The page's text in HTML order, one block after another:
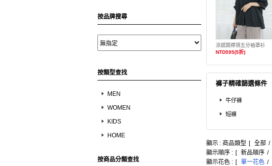
按品牌搜尋
按類型查找
MEN
WOMEN
KIDS
HOME
按商品分類查找
涼感開襟領五分袖罩衫
NTD595(5折)
褲子精確篩選條件
牛仔褲
短褲
顯示 : 商品類型 [ 全部 /
顯示順序 : [ 新品順序 /
顯示花色 : [ 單一花色 /